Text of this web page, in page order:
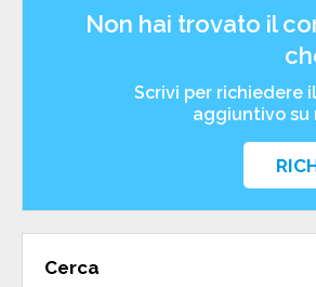
Cerca
Non hai trovato il
Scrivi per richiedere
aggiuntivo su